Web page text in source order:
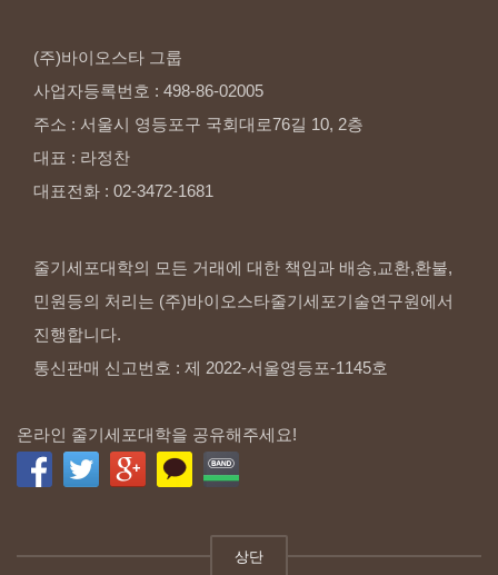
(주)바이오스타 그룹
사업자등록번호 : 498-86-02005
주소 : 서울시 영등포구 국회대로76길 10, 2층
대표 : 라정찬
대표전화 : 02-3472-1681
줄기세포대학의 모든 거래에 대한 책임과 배송,교환,환불,
민원등의 처리는 (주)바이오스타줄기세포기술연구원에서
진행합니다.
통신판매 신고번호 : 제 2022-서울영등포-1145호
온라인 줄기세포대학을 공유해주세요!
상단